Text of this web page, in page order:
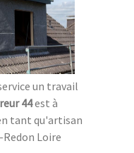
un travail
44est à
tant qu'artisan
Loire